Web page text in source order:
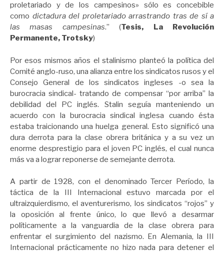
proletariado y de los campesinos» sólo es concebible
como dictadura del proletariado arrastrando tras de sí a
las masas campesinas.” (Tesis, La Revolución
Permanente, Trotsky)
Por esos mismos años el stalinismo planteó la política del
Comité anglo-ruso, una alianza entre los sindicatos rusos y el
Consejo General de los sindicatos ingleses -o sea la
burocracia sindical- tratando de compensar “por arriba” la
debilidad del PC inglés. Stalin seguía manteniendo un
acuerdo con la burocracia sindical inglesa cuando ésta
estaba traicionando una huelga general. Esto significó una
dura derrota para la clase obrera británica y a su vez un
enorme desprestigio para el joven PC inglés, el cual nunca
más va a lograr reponerse de semejante derrota.
A partir de 1928, con el denominado Tercer Período, la
táctica de la III Internacional estuvo marcada por el
ultraizquierdismo, el aventurerismo, los sindicatos “rojos” y
la oposición al frente único, lo que llevó a desarmar
políticamente a la vanguardia de la clase obrera para
enfrentar el surgimiento del nazismo. En Alemania, la III
Internacional prácticamente no hizo nada para detener el